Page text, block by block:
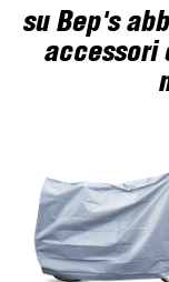
su Bep's
accessori